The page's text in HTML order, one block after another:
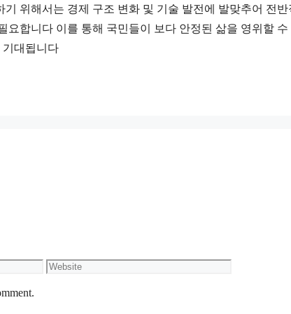
위해서는 경제 구조 변화 및 기술 발전에 발맞추어 전반
합니다 이를 통해 국민들이 보다 안정된 삶을 영위할 수
기대됩니다
Website